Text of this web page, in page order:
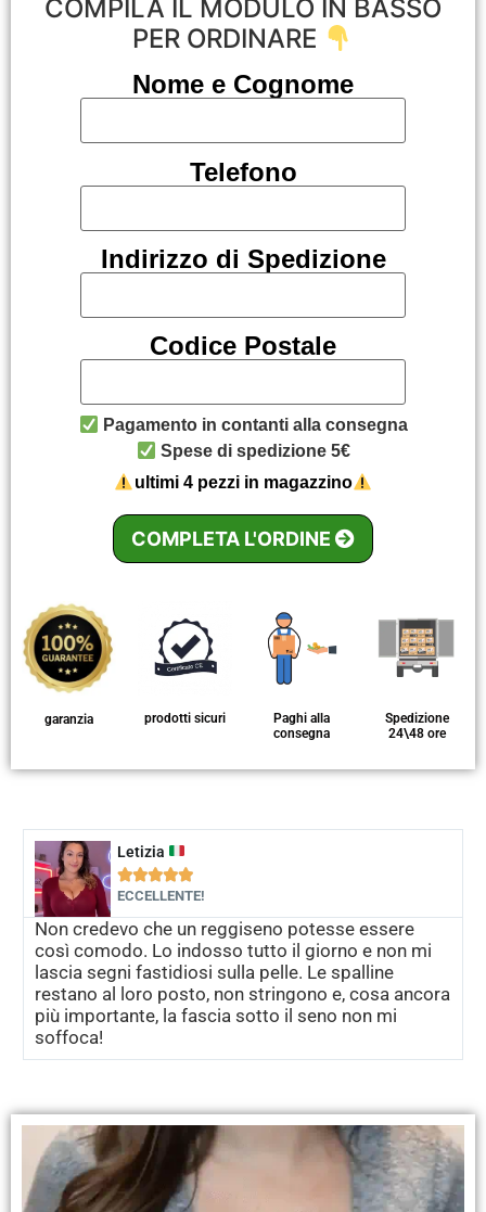
COMPILA IL MODULO IN BASSO
PER ORDINARE
Nome e Cognome
Telefono
Indirizzo di Spedizione
Codice Postale
Pagamento in contanti alla consegna
Spese di spedizione 5€
ultimi 4 pezzi in magazzino
COMPLETA L'ORDINE
garanzia prodotti sicuri
Paghi alla
consegna
Spedizione
24\48 ore
Letizia

ECCELLENTE!
Non credevo che un reggiseno potesse essere
così comodo. Lo indosso tutto il giorno e non mi
lascia segni fastidiosi sulla pelle. Le spalline
restano al loro posto, non stringono e, cosa ancora
più importante, la fascia sotto il seno non mi
soffoca!